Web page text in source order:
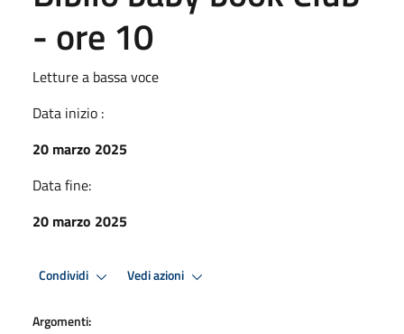
- ore 10
Letture a bassa voce
Data inizio :
20 marzo 2025
Data fine:
20 marzo 2025
Condividi Vedi azioni
Argomenti: